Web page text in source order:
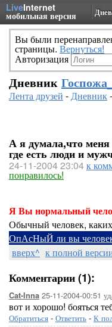
LiveInternet
мобильная версия
Вы были
страницы. Вернуться!
Авторизация
Дневник
Лента друзей -Дневник-
А я думала,что меня
где есть люди и
24-11-2004 23:04к
понравилось!
Я Вы нормальный
Обычный человек,
ОпАсНыЙ ли вы
вверх^ к полной
Комментарии (1):
Cat-Inna 25-11-2004-00:51
вот и хорошо! бояться
Обратиться - Ответить - К